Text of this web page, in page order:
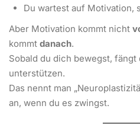
Du wartest auf Motivation,
Aber Motivation kommt nicht
kommt danach.
Sobald du dich bewegst, fängt
unterstützen.
Das nennt man
an, wenn du es zwingst.